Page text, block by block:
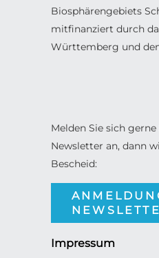
Biosphärengebiets
mitfinanziert durch
Württemberg und
Melden Sie sich
Newsletter an, dann
Bescheid:
Impressum